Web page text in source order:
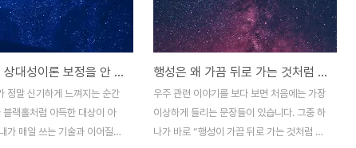
GPS는 왜 상대성이론 보정을 안 하면 금방 틀어질까? 우주 물리가 일상 길찾기에 들어오는 순간
정말 신기하게 느껴지는 순간
블랙홀처럼 아득한 대상이 아
가 매일 쓰는 기술과 이어질
행성은 왜 가끔 뒤로 가는 것처럼 보일까? 밤하늘의 ‘역행’이 실제 후진이 아닌 이유
우주 관련 이야기를 보다 보면 처음에는 가장
이상하게 들리는 문장들이 있습니다. 그중 하
나가 바로 “행성이 가끔 뒤로 가는 것처럼 보